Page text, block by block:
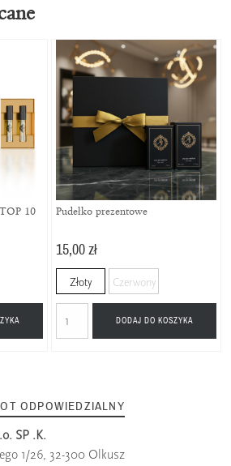
10
Pudełko prezentowe
15,00 zł
Złoty Czerwony
DODAJ DO KOSZYKA
ODPOWIEDZIALNY
SP .K.
1/26, 32-300 Olkusz